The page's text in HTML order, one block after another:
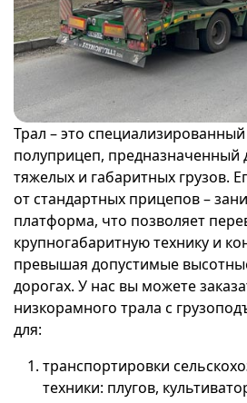
Трал – это
полуприцеп, предназначенный
тяжелых и габаритных грузов.
от стандартных прицепов –
платформа, что позволяет
крупногабаритную технику и
превышая допустимые
дорогах. У нас вы можете
низкорамного трала с
для:
транспортировки
техники: плугов,